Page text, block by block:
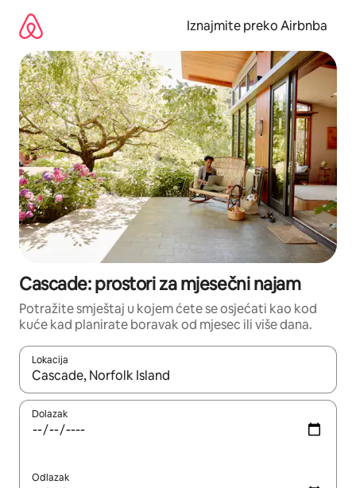
sadržaj
Iznajmite preko Airbnba
Cascade: prostori za mjesečni najam
Potražite smještaj u kojem ćete se osjećati kao kod
kuće kad planirate boravak od mjesec ili više dana.
Lokacija
Kada budu dostupni rezultati, moći ćete ih pregledati
Dolazak
Odlazak